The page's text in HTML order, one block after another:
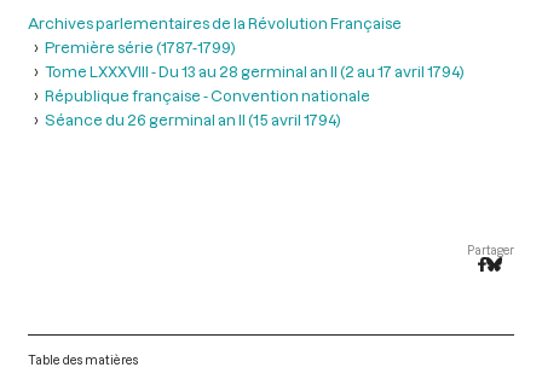
Archives parlementaires de la Révolution Française
Première série (1787-1799)
Tome LXXXVIII - Du 13 au 28 germinal an II (2 au 17 avril 1794)
République française - Convention nationale
Séance du 26 germinal an II (15 avril 1794)
Partager
Table des matières